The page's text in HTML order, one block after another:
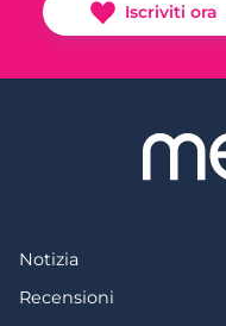
Iscriviti ora
Notizia
Recensioni